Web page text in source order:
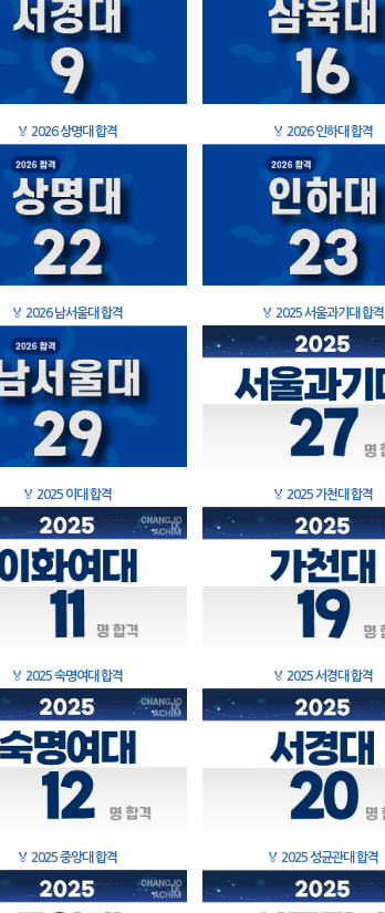
🏅 2026 상명대 합격 🏅 2026 인하대 합격
🏅 2026 남서울대 합격 🏅 2025 서울과기대 합격
🏅 2025 이대 합격 🏅 2025 가천대 합격
🏅 2025 숙명여대 합격 🏅 2025 서경대 합격
🏅 2025 중앙대 합격 🏅 2025 성균관대 합격